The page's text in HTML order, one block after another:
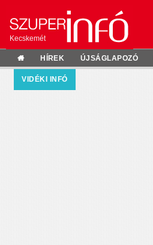
Kecskemét
HÍREK ÚJSÁGLAPOZÓ
VIDÉKI INFÓ